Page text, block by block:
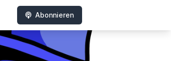
Abonnieren